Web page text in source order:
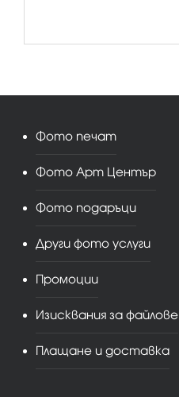
Фото печат
Фото Арт Център
Фото подаръци
Други фото услуги
Промоции
Изисквания за файлове
Плащане и доставка